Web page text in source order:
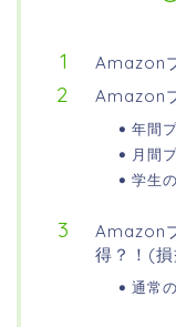
Amazon
Amazon
年間
月間
学生
Amazon
得？！(
通常